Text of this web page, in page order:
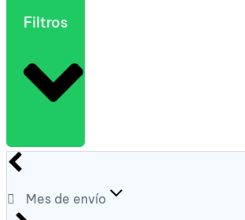
Filtros
Mes de envío